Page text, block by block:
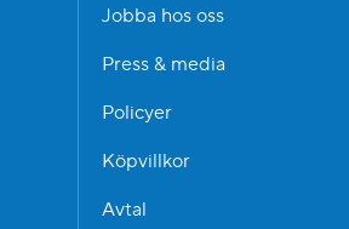
Jobba hos oss
Press & media
Policyer
Köpvillkor
Avtal